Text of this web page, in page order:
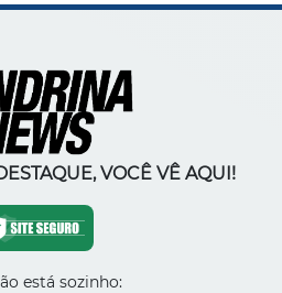
VOCÊ VÊ AQUI!
está sozinho: